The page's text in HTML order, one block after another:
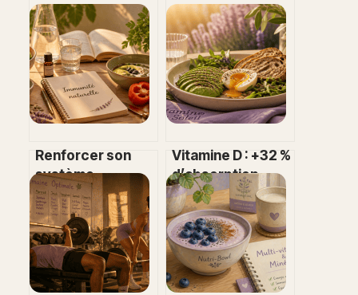
Renforcer son
système
immunitaire : 5
piliers naturels
pour protéger sa
santé
Vitamine D : +32 %
d’absorption
grâce à un seul
réflexe
alimentaire